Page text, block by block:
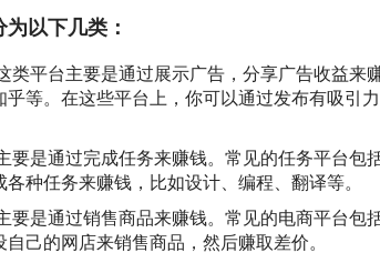
以下几类：
类平台主要是通过展示广告，分享广告收益来
等。在这些平台上，你可以通过发布有吸引
要是通过完成任务来赚钱。常见的任务平台包
种任务来赚钱，比如设计、编程、翻译等。
要是通过销售商品来赚钱。常见的电商平台包
己的网店来销售商品，然后赚取差价。